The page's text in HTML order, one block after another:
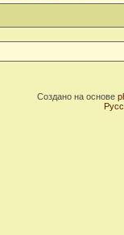
Создано на основе